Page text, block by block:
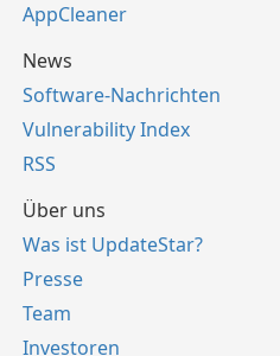
AppCleaner
News
Software-Nachrichten
Vulnerability Index
RSS
Über uns
Was ist UpdateStar?
Presse
Team
Investoren